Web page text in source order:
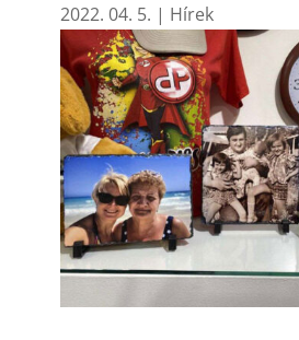
2022. 04. 5. | Hírek